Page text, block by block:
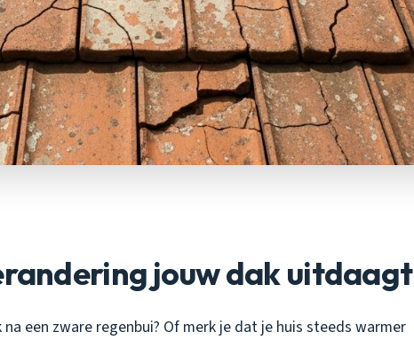
jouw dak uitdaagt
een zware regenbui? Of merk je dat je huis steeds warmer